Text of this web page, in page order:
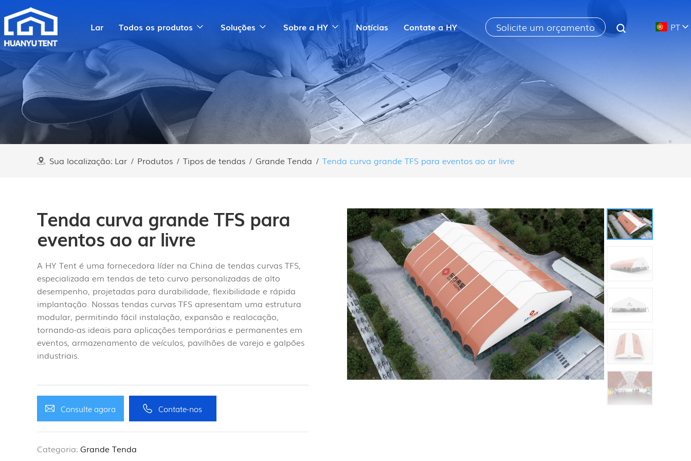
Lar Todos os produtos Soluções Sobre a HY Notícias Contate a HY Solicite um orçamento PT
Sua localização: Lar / Produtos / Tipos de tendas / Grande Tenda / Tenda curva grande TFS para eventos ao ar livre
Tenda curva grande TFS para
eventos ao ar livre
A HY Tent é uma fornecedora líder na China de tendas curvas TFS,
especializada em tendas de teto curvo personalizadas de alto
desempenho, projetadas para durabilidade, flexibilidade e rápida
implantação. Nossas tendas curvas TFS apresentam uma estrutura
modular, permitindo fácil instalação, expansão e realocação,
tornando-as ideais para aplicações temporárias e permanentes em
eventos, armazenamento de veículos, pavilhões de varejo e galpões
industriais.
Consulte agora Contate-nos
Categoria: Grande Tenda